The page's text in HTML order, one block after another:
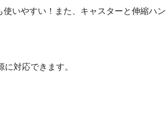
いやすい！また、キャスターと伸縮ハ
対応できます。